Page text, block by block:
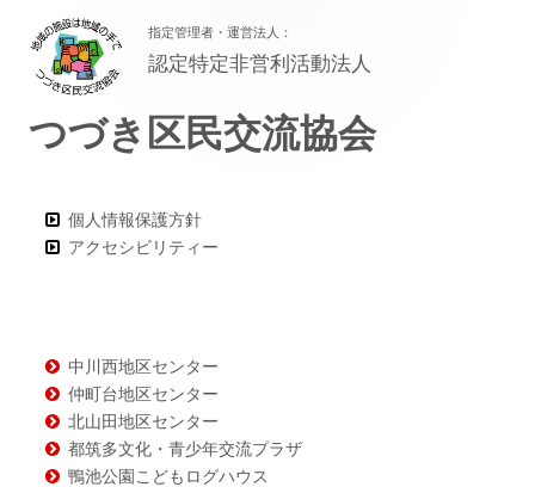
ッ
タ
ー・
ン
テ
指定管理者・運営法人：
認定特定非営利活動法人
つづき区民交流協会
個人情報保護方針
アクセシビリティー
中川西地区センター
仲町台地区センター
北山田地区センター
都筑多文化・青少年交流プラザ
鴨池公園こどもログハウス